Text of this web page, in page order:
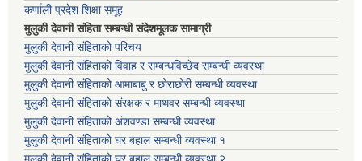
कर्णाली प्रदेश शिक्षा समूह
मुलुकी देवानी संहिता सम्बन्धी संदेशमूलक सामाग्री
मुलुकी देवानी संहिताको परिचय
मुलुकी देवानी संहिताको विवाह र सम्बन्धविच्छेद सम्बन्धी व्यवस्था
मुलुकी देवानी संहिताको आमाबाबु र छोराछोरी सम्बन्धी व्यवस्था
मुलुकी देवानी संहिताको संरक्षक र माथवर सम्बन्धी व्यवस्था
मुलुकी देवानी संहिताको अंशवण्डा सम्बन्धी व्यवस्था
मुलुकी देवानी संहिताको घर बहाल सम्बन्धी व्यवस्था १